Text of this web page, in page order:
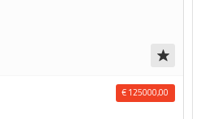
€ 125000,00